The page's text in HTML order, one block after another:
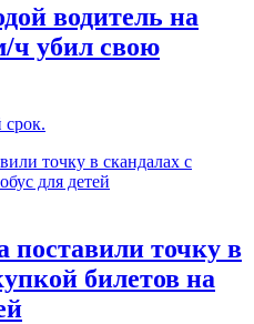
водитель на
ч убил свою
срок.
поставили точку в
билетов на